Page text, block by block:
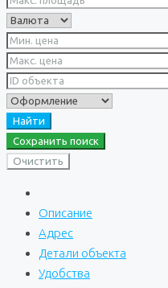
Найти
Сохранить поиск
Очистить
Описание
Адрес
Детали объекта
Удобства